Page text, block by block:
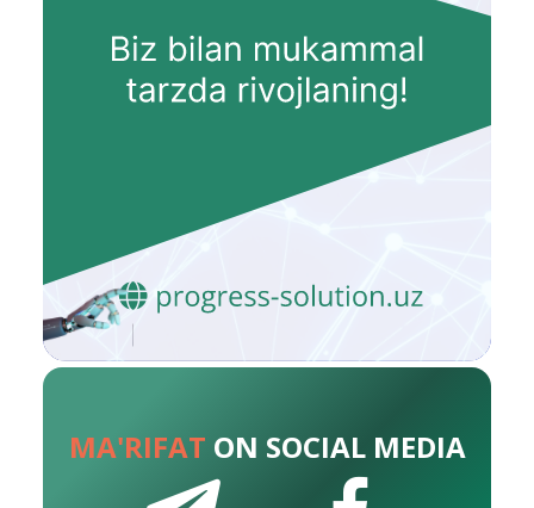
MA'RIFAT ON SOCIAL MEDIA